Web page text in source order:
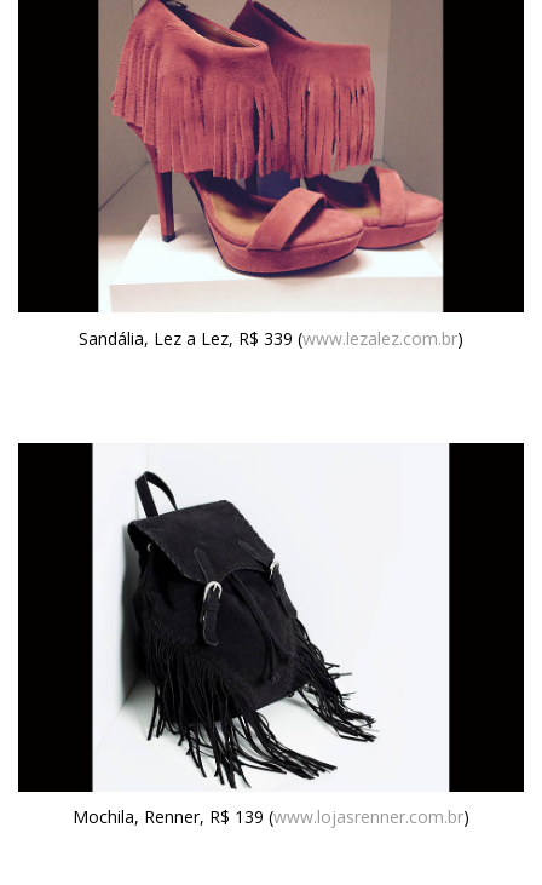
Sandália, Lez a Lez, R$ 339 (www.lezalez.com.br)
Mochila, Renner, R$ 139 (www.lojasrenner.com.br)